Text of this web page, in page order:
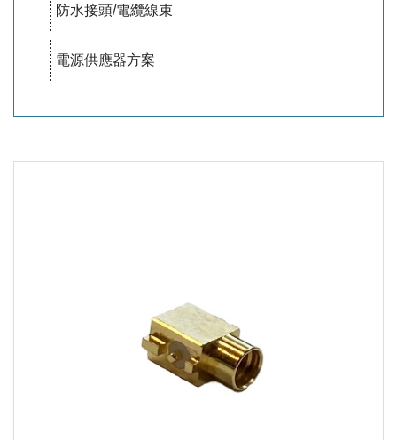
防水接頭/電纜線束
電源供應器方案